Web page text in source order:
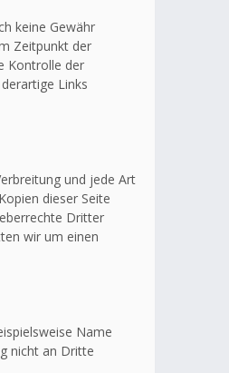
keine Gewähr
Zeitpunkt der
Kontrolle der
Links
und jede Art
dieser Seite
Dritter
wir um einen
Name
nicht an Dritte